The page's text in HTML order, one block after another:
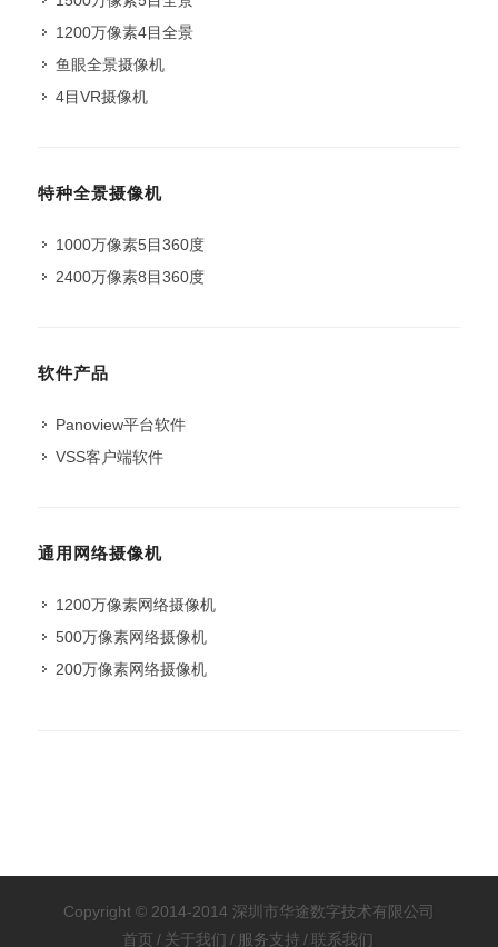
1200万像素4目全景
鱼眼全景摄像机
4目VR摄像机
特种全景摄像机
1000万像素5目360度
2400万像素8目360度
软件产品
Panoview平台软件
VSS客户端软件
通用网络摄像机
1200万像素网络摄像机
500万像素网络摄像机
200万像素网络摄像机
Copyright © 2014-2014 深圳市华途数字技术有限公司
首页 / 关于我们 / 服务支持 / 联系我们